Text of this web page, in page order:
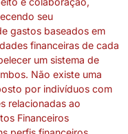
seu
gastos baseados em
financeiras de cada
um sistema de
Não existe uma
por indivíduos com
relacionadas ao
Financeiros